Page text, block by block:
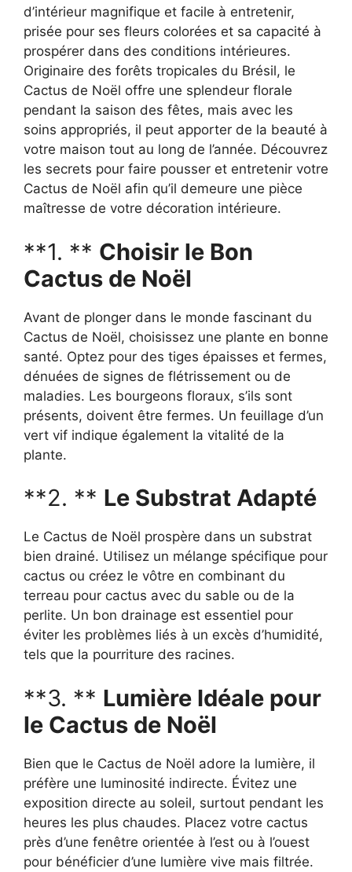
d’intérieur magnifique et facile à entretenir,
prisée pour ses fleurs colorées et sa capacité à
prospérer dans des conditions intérieures.
Originaire des forêts tropicales du Brésil, le
Cactus de Noël offre une splendeur florale
pendant la saison des fêtes, mais avec les
soins appropriés, il peut apporter de la beauté à
votre maison tout au long de l’année. Découvrez
les secrets pour faire pousser et entretenir votre
Cactus de Noël afin qu’il demeure une pièce
maîtresse de votre décoration intérieure.
**1. ** Choisir le Bon
Cactus de Noël
Avant de plonger dans le monde fascinant du
Cactus de Noël, choisissez une plante en bonne
santé. Optez pour des tiges épaisses et fermes,
dénuées de signes de flétrissement ou de
maladies. Les bourgeons floraux, s’ils sont
présents, doivent être fermes. Un feuillage d’un
vert vif indique également la vitalité de la
plante.
**2. ** Le Substrat Adapté
Le Cactus de Noël prospère dans un substrat
bien drainé. Utilisez un mélange spécifique pour
cactus ou créez le vôtre en combinant du
terreau pour cactus avec du sable ou de la
perlite. Un bon drainage est essentiel pour
éviter les problèmes liés à un excès d’humidité,
tels que la pourriture des racines.
**3. ** Lumière Idéale pour
le Cactus de Noël
Bien que le Cactus de Noël adore la lumière, il
préfère une luminosité indirecte. Évitez une
exposition directe au soleil, surtout pendant les
heures les plus chaudes. Placez votre cactus
près d’une fenêtre orientée à l’est ou à l’ouest
pour bénéficier d’une lumière vive mais filtrée.